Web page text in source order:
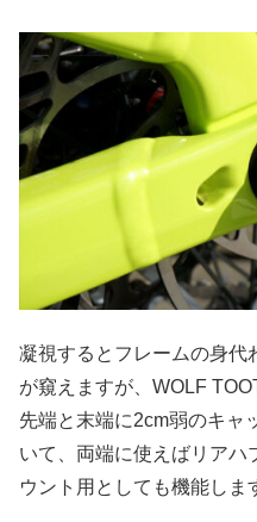
凝視するとフレームの身代
が窺えますが、WOLF
先端と末端に2cm弱のキャ
いて、両端に使えばリアハ
ウント用としても機能しま